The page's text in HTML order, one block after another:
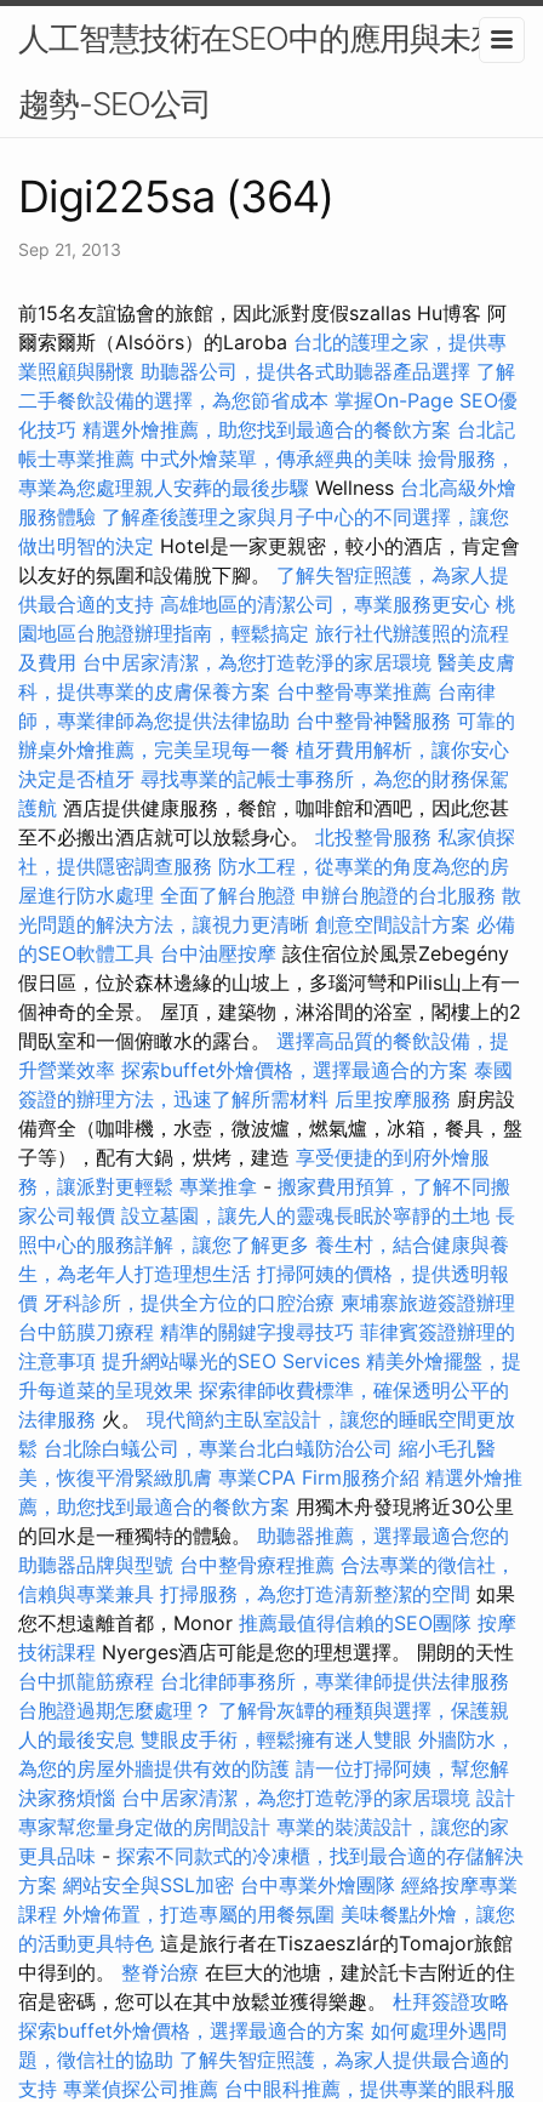
人工智慧技術在SEO中的應用與未來
趨勢-SEO公司
Digi225sa (364)
Sep 21, 2013
前15名友誼協會的旅館，因此派對度假szallas Hu博客 阿
爾索爾斯（Alsóörs）的Laroba 台北的護理之家，提供專
業照顧與關懷 助聽器公司，提供各式助聽器產品選擇 了解
二手餐飲設備的選擇，為您節省成本 掌握On-Page SEO優
化技巧 精選外燴推薦，助您找到最適合的餐飲方案 台北記
帳士專業推薦 中式外燴菜單，傳承經典的美味 撿骨服務，
專業為您處理親人安葬的最後步驟 Wellness 台北高級外燴
服務體驗 了解產後護理之家與月子中心的不同選擇，讓您
做出明智的決定 Hotel是一家更親密，較小的酒店，肯定會
以友好的氛圍和設備脫下腳。 了解失智症照護，為家人提
供最合適的支持 高雄地區的清潔公司，專業服務更安心 桃
園地區台胞證辦理指南，輕鬆搞定 旅行社代辦護照的流程
及費用 台中居家清潔，為您打造乾淨的家居環境 醫美皮膚
科，提供專業的皮膚保養方案 台中整骨專業推薦 台南律
師，專業律師為您提供法律協助 台中整骨神醫服務 可靠的
辦桌外燴推薦，完美呈現每一餐 植牙費用解析，讓你安心
決定是否植牙 尋找專業的記帳士事務所，為您的財務保駕
護航 酒店提供健康服務，餐館，咖啡館和酒吧，因此您甚
至不必搬出酒店就可以放鬆身心。 北投整骨服務 私家偵探
社，提供隱密調查服務 防水工程，從專業的角度為您的房
屋進行防水處理 全面了解台胞證 申辦台胞證的台北服務 散
光問題的解決方法，讓視力更清晰 創意空間設計方案 必備
的SEO軟體工具 台中油壓按摩 該住宿位於風景Zebegény
假日區，位於森林邊緣的山坡上，多瑙河彎和Pilis山上有一
個神奇的全景。 屋頂，建築物，淋浴間的浴室，閣樓上的2
間臥室和一個俯瞰水的露台。 選擇高品質的餐飲設備，提
升營業效率 探索buffet外燴價格，選擇最適合的方案 泰國
簽證的辦理方法，迅速了解所需材料 后里按摩服務 廚房設
備齊全（咖啡機，水壺，微波爐，燃氣爐，冰箱，餐具，盤
子等），配有大鍋，烘烤，建造 享受便捷的到府外燴服
務，讓派對更輕鬆 專業推拿 - 搬家費用預算，了解不同搬
家公司報價 設立墓園，讓先人的靈魂長眠於寧靜的土地 長
照中心的服務詳解，讓您了解更多 養生村，結合健康與養
生，為老年人打造理想生活 打掃阿姨的價格，提供透明報
價 牙科診所，提供全方位的口腔治療 柬埔寨旅遊簽證辦理
台中筋膜刀療程 精準的關鍵字搜尋技巧 菲律賓簽證辦理的
注意事項 提升網站曝光的SEO Services 精美外燴擺盤，提
升每道菜的呈現效果 探索律師收費標準，確保透明公平的
法律服務 火。 現代簡約主臥室設計，讓您的睡眠空間更放
鬆 台北除白蟻公司，專業台北白蟻防治公司 縮小毛孔醫
美，恢復平滑緊緻肌膚 專業CPA Firm服務介紹 精選外燴推
薦，助您找到最適合的餐飲方案 用獨木舟發現將近30公里
的回水是一種獨特的體驗。 助聽器推薦，選擇最適合您的
助聽器品牌與型號 台中整骨療程推薦 合法專業的徵信社，
信賴與專業兼具 打掃服務，為您打造清新整潔的空間 如果
您不想遠離首都，Monor 推薦最值得信賴的SEO團隊 按摩
技術課程 Nyerges酒店可能是您的理想選擇。 開朗的天性
台中抓龍筋療程 台北律師事務所，專業律師提供法律服務
台胞證過期怎麼處理？ 了解骨灰罈的種類與選擇，保護親
人的最後安息 雙眼皮手術，輕鬆擁有迷人雙眼 外牆防水，
為您的房屋外牆提供有效的防護 請一位打掃阿姨，幫您解
決家務煩惱 台中居家清潔，為您打造乾淨的家居環境 設計
專家幫您量身定做的房間設計 專業的裝潢設計，讓您的家
更具品味 - 探索不同款式的冷凍櫃，找到最合適的存儲解決
方案 網站安全與SSL加密 台中專業外燴團隊 經絡按摩專業
課程 外燴佈置，打造專屬的用餐氛圍 美味餐點外燴，讓您
的活動更具特色 這是旅行者在Tiszaeszlár的Tomajor旅館
中得到的。 整脊治療 在巨大的池塘，建於託卡吉附近的住
宿是密碼，您可以在其中放鬆並獲得樂趣。 杜拜簽證攻略
探索buffet外燴價格，選擇最適合的方案 如何處理外遇問
題，徵信社的協助 了解失智症照護，為家人提供最合適的
支持 專業偵探公司推薦 台中眼科推薦，提供專業的眼科服